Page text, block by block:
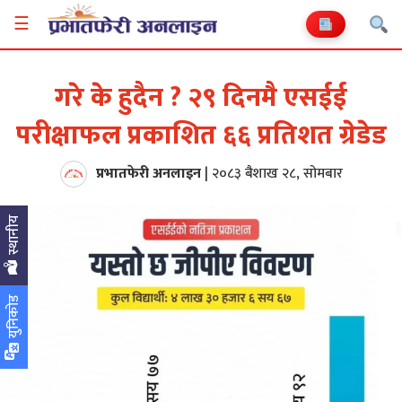
☰
युनिकोड
स्थानीय
गरे के हुदैन ? २९ दिनमै एसईई
परीक्षाफल प्रकाशित ६६ प्रतिशत ग्रेडेड
प्रभातफेरी अनलाइन| २०८३ बैशाख २८, सोमबार